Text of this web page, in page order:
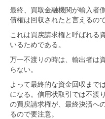
最終、買取金融機関が輸入者
債権は回収されたと言えるので
これは買戻請求権と呼ばれる
いるためである。
万一不渡りの時は、輸出者は
らない。
よって最終的な資金回収まで
になる。信用状取引では不渡
の買戻請求権が、最終決済へ
るので要注意。